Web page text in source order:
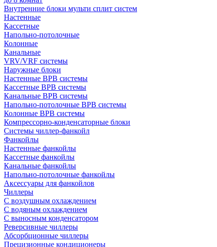
Внутренние блоки мульти сплит систем
Настенные
Кассетные
Напольно-потолочные
Колонные
Канальные
VRV/VRF системы
Наружные блоки
Настенные ВРВ системы
Кассетные ВРВ системы
Канальные ВРВ системы
Напольно-потолочные ВРВ системы
Колонные ВРВ системы
Компрессорно-конденсаторные блоки
Системы чиллер-фанкойл
Фанкойлы
Настенные фанкойлы
Кассетные фанкойлы
Канальные фанкойлы
Напольно-потолочные фанкойлы
Аксессуары для фанкойлов
Чиллеры
С воздушным охлаждением
С водяным охлаждением
С выносным конденсатором
Реверсивные чиллеры
Абсорбционные чиллеры
Прецизионные кондиционеры